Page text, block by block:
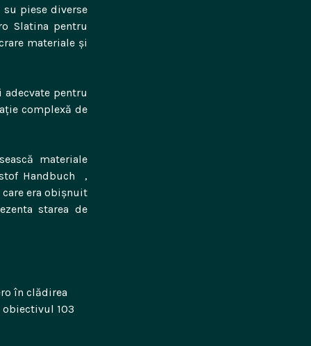
piese diverse
Slatina pentru
materiale și
pentru
complexă de
materiale
Handbuch ,
era obișnuit
starea de
în clădirea
obiectivul 103